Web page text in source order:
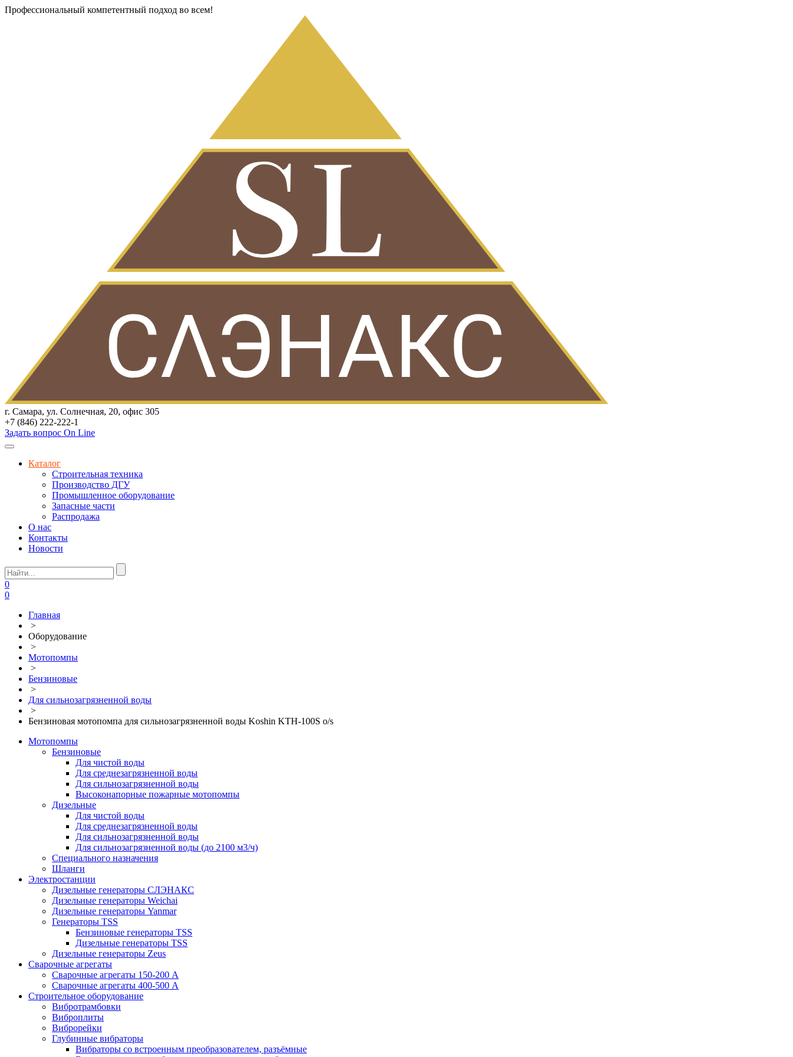
Профессиональный компетентный подход во всем!
г. Самара, ул. Солнечная, 20, офис 305
+7 (846) 222-222-1
Задать вопрос On Line
Каталог
Строительная техника
Производство ДГУ
Промышленное оборудование
Запасные части
Распродажа
О нас
Контакты
Новости
0
0
Главная
>
Оборудование
>
Мотопомпы
>
Бензиновые
>
Для сильнозагрязненной воды
>
Бензиновая мотопомпа для сильнозагрязненной воды Koshin KTH-100S o/s
Мотопомпы
Бензиновые
Для чистой воды
Для среднезагрязненной воды
Для сильнозагрязненной воды
Высоконапорные пожарные мотопомпы
Дизельные
Для чистой воды
Для среднезагрязненной воды
Для сильнозагрязненной воды
Для сильнозагрязненной воды (до 2100 м3/ч)
Специального назначения
Шланги
Электростанции
Дизельные генераторы СЛЭНАКС
Дизельные генераторы Weichai
Дизельные генераторы Yanmar
Генераторы TSS
Бензиновые генераторы TSS
Дизельные генераторы TSS
Дизельные генераторы Zeus
Сварочные агрегаты
Сварочные агрегаты 150-200 А
Сварочные агрегаты 400-500 А
Строительное оборудование
Вибротрамбовки
Виброплиты
Виброрейки
Глубинные вибраторы
Вибраторы со встроенным преобразователем, разъёмные